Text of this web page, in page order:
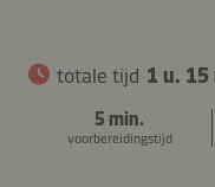
totale tijd 1 u. 15
5 min.
voorbereidingstijd